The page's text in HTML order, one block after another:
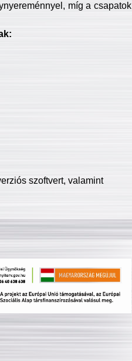
míg a csapatok
szoftvert, valamint